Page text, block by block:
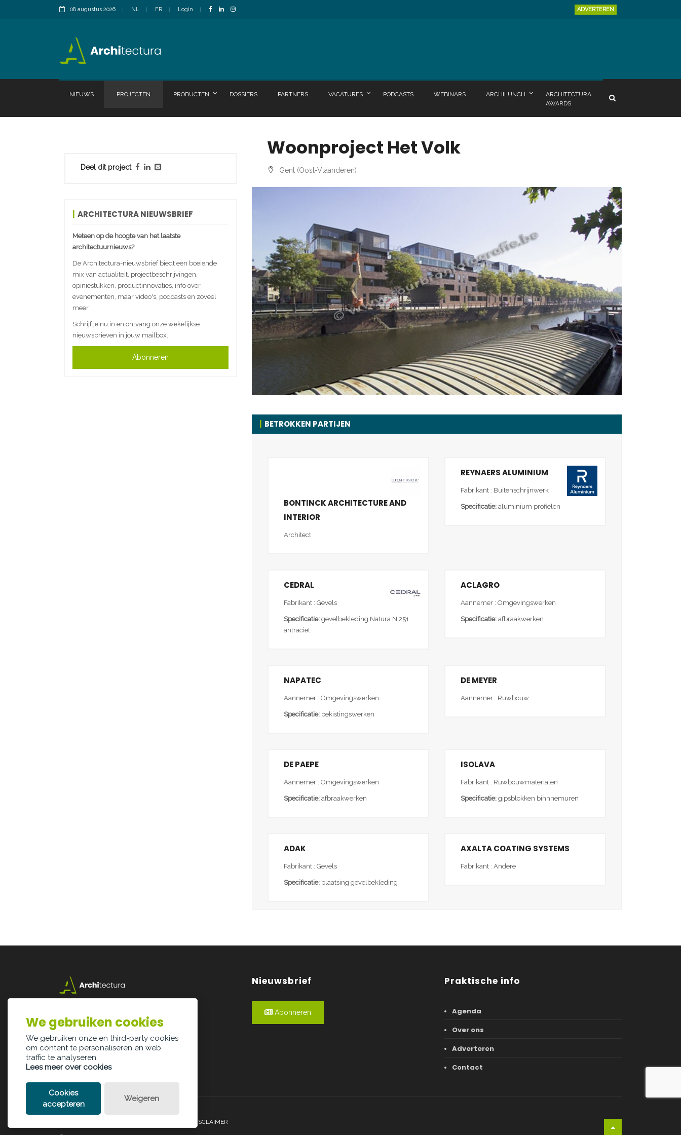
08 augustus 2026 NL FR Login ADVERTEREN
NIEUWS PROJECTEN PRODUCTEN DOSSIERS PARTNERS VACATURES PODCASTS WEBINARS ARCHILUNCH
ARCHITECTURA
AWARDS
Deel dit project
ARCHITECTURA NIEUWSBRIEF
Meteen op de hoogte van het laatste
architectuurnieuws?
De Architectura-nieuwsbrief biedt een boeiende
mix van actualiteit, projectbeschrijvingen,
opiniestukken, productinnovaties, info over
evenementen, maar video's, podcasts en zoveel
meer.
Schrijf je nu in en ontvang onze wekelijkse
nieuwsbrieven in jouw mailbox.
Abonneren
Woonproject Het Volk
Gent (Oost-Vlaanderen)
BETROKKEN PARTIJEN
BONTINCK ARCHITECTURE AND
INTERIOR
Architect
REYNAERS ALUMINIUM
Fabrikant : Buitenschrijnwerk
Specificatie: aluminium profielen
CEDRAL
Fabrikant : Gevels
Specificatie: gevelbekleding Natura N 251
antraciet
ACLAGRO
Aannemer : Omgevingswerken
Specificatie: afbraakwerken
NAPATEC
Aannemer : Omgevingswerken
Specificatie: bekistingswerken
DE MEYER
Aannemer : Ruwbouw
DE PAEPE
Aannemer : Omgevingswerken
Specificatie: afbraakwerken
ISOLAVA
Fabrikant : Ruwbouwmaterialen
Specificatie: gipsblokken binnnemuren
ADAK
Fabrikant : Gevels
Specificatie: plaatsing gevelbekleding
AXALTA COATING SYSTEMS
Fabrikant : Andere
3500 Hasselt
info@architectura.be
Nieuwsbrief
Abonneren
Praktische info
Agenda
Over ons
Adverteren
Contact
LEGAL DISCLAIMER
We gebruiken cookies
We gebruiken onze en third-party cookies
om content te personaliseren en web
traffic te analyseren.
Lees meer over cookies
Cookies
accepteren
Weigeren